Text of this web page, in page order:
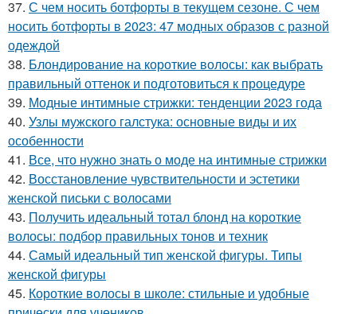
37. С чем носить ботфорты в текущем сезоне. С чем
носить ботфорты в 2023: 47 модных образов с разной
одеждой
38. Блондирование на короткие волосы: как выбрать
правильный оттенок и подготовиться к процедуре
39. Модные интимные стрижки: тенденции 2023 года
40. Узлы мужского галстука: основные виды и их
особенности
41. Все, что нужно знать о моде на интимные стрижки
42. Восстановление чувствительности и эстетики
женской письки с волосами
43. Получить идеальный тотал блонд на короткие
волосы: подбор правильных тонов и техник
44. Самый идеальный тип женской фигуры. Типы
женской фигуры
45. Короткие волосы в школе: стильные и удобные